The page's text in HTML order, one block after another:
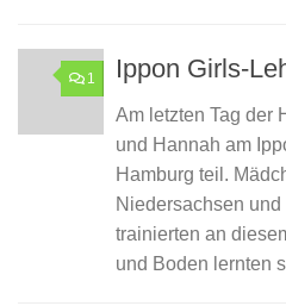
1 Ippon Girls-
Am letzten Tag der
und Hannah am
Hamburg teil.
Niedersachsen
trainierten an
und Boden lernten